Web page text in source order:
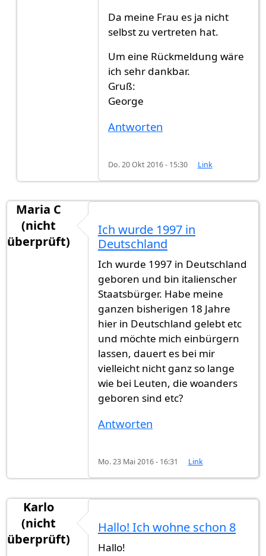
Da meine Frau es ja nicht
selbst zu vertreten hat.
Um eine Rückmeldung wäre
ich sehr dankbar.
Gruß:
George
Antworten
Do. 20 Okt 2016 - 15:30 Link
Maria C
(nicht
überprüft)
Ich wurde 1997 in
Deutschland
Ich wurde 1997 in Deutschland
geboren und bin italienscher
Staatsbürger. Habe meine
ganzen bisherigen 18 Jahre
hier in Deutschland gelebt etc
und möchte mich einbürgern
lassen, dauert es bei mir
vielleicht nicht ganz so lange
wie bei Leuten, die woanders
geboren sind etc?
Antworten
Mo. 23 Mai 2016 - 16:31 Link
Karlo
(nicht
überprüft)
Hallo! Ich wohne schon 8
Hallo!